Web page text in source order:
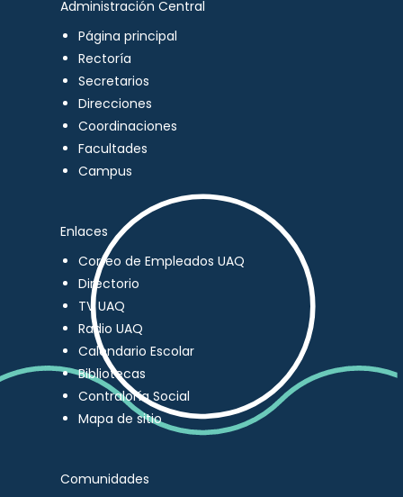
Administración Central
Página principal
Rectoría
Secretarios
Direcciones
Coordinaciones
Facultades
Campus
Enlaces
Correo de Empleados UAQ
Directorio
TV UAQ
Radio UAQ
Calendario Escolar
Bibliotecas
Contraloría Social
Mapa de sitio
Comunidades